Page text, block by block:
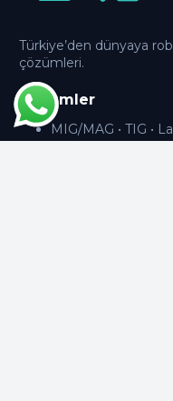
Türkiye’den dünyaya
çözümleri.
Çözümler
MIG/MAG • TIG •